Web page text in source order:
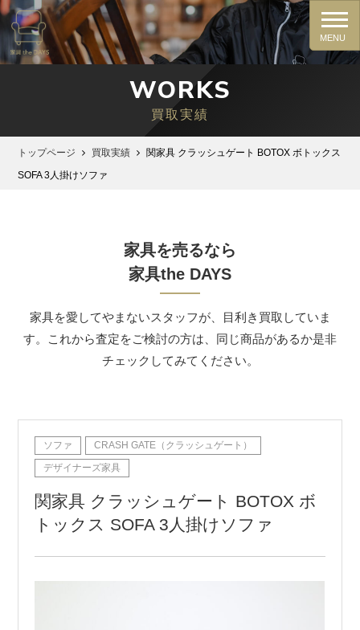
WORKS
買取実績
トップページ 買取実績
関家具 クラッシュゲート BOTOX ボトックス
SOFA 3人掛けソファ
家具を売るなら
家具the DAYS
家具を愛してやまないスタッフが、⽬利き買取していま
す。これから査定をご検討の⽅は、同じ商品があるか是⾮
チェックしてみてください。
ソファ
CRASH GATE（クラッシュゲート）
デザイナーズ家具
関家具 クラッシュゲート BOTOX ボ
トックス SOFA 3人掛けソファ